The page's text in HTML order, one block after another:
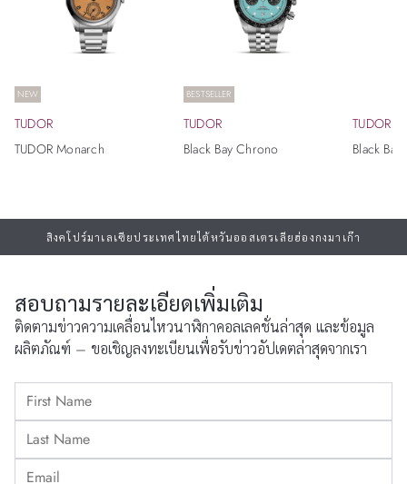
NEW
TUDOR
TUDOR Monarch
BESTSELLER
TUDOR
Black Bay Chrono
TUDOR
Black
สิงคโปร์มาเลเซียประเทศไทยไต้หวันออสเตรเลียฮ่องกงมาเก๊า
สอบถามรายละเอียดเพิ่มเติม
ติดตามข่าวความเคลื่อนไหวนาฬิกาคอลเลคชั่นล่าสุด และข้อมูล
ผลิตภัณฑ์ – ขอเชิญลงทะเบียนเพื่อรับข่าวอัปเดตล่าสุดจากเรา